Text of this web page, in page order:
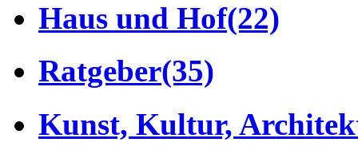
Haus und Hof(22)
Ratgeber(35)
Kunst, Kultur,